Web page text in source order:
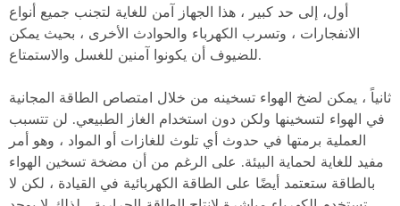
أول، إلى حد كبير ، هذا الجهاز آمن للغاية لتجنب جميع أنواع
الانفجارات ، وتسرب الكهرباء والحوادث الأخرى ، بحيث يمكن
للضيوف أن يكونوا آمنين للغسل والاستمتاع.
ثانياً ، يمكن لضخ الهواء تسخينه من خلال امتصاص الطاقة المجانية
في الهواء لتسخينها ولكن دون استخدام الغاز الطبيعي. لن تتسبب
العملية برمتها في حدوث أي تلوث للغازات أو المواد ، وهو أمر
مفيد للغاية لحماية البيئة. على الرغم من أن مضخة تسخين الهواء
بالطاقة ستعتمد أيضًا على الطاقة الكهربائية في القيادة ، لكن لا